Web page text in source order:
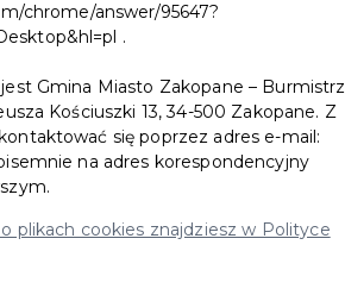
Dolnej Równi Krupowej
chrome/answer/95647?
.
Gmina Miasto Zakopane – Burmistrz
Kościuszki 13, 34-500 Zakopane. Z
się poprzez adres e-mail:
na adres korespondencyjny
plikach cookies znajdziesz w Polityce